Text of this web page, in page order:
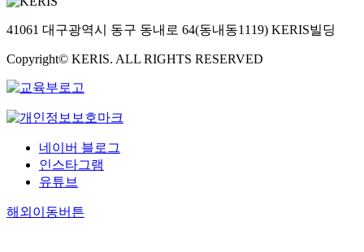
41061 대구광역시 동구 동내로 64(동내동1119) KERIS빌딩
Copyright© KERIS. ALL RIGHTS RESERVED
네이버 블로그
인스타그램
유튜브
해외이동버튼